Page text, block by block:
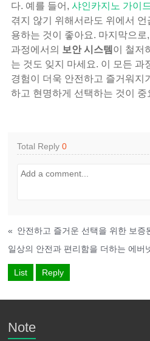
다. 예를 들어,샤인카지노 가이드
겪지 않기 위해서라도 위에서
용하는 것이 좋아요. 마지막으
과정에서의
보안 시스템 이 철저
는 것도 잊지 마세요. 이 모든 과
경험이 더욱 안전하고 즐거워지
하고 현명하게 선택하는 것이 중
Total Reply0
« 안전하고 즐거운 선택을 위한 보증
일상의 안전과 편리함을 더하는 에버
List Reply
Note